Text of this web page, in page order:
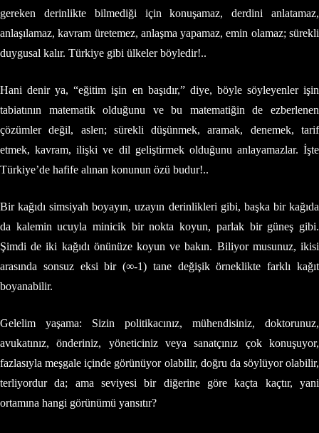
gereken derinlikte bilmediği için konuşamaz, derdini anlatamaz,
anlaşılamaz, kavram üretemez, anlaşma yapamaz, emin olamaz; sürekli
duygusal kalır. Türkiye gibi ülkeler böyledir!..
Hani denir ya, “eğitim işin en başıdır,” diye, böyle söyleyenler işin
tabiatının matematik olduğunu ve bu matematiğin de ezberlenen
çözümler değil, aslen; sürekli düşünmek, aramak, denemek, tarif
etmek, kavram, ilişki ve dil geliştirmek olduğunu anlayamazlar. İşte
Türkiye’de hafife alınan konunun özü budur!..
Bir kağıdı simsiyah boyayın, uzayın derinlikleri gibi, başka bir kağıda
da kalemin ucuyla minicik bir nokta koyun, parlak bir güneş gibi.
Şimdi de iki kağıdı önünüze koyun ve bakın. Biliyor musunuz, ikisi
arasında sonsuz eksi bir (∞-1) tane değişik örneklikte farklı kağıt
boyanabilir.
Gelelim yaşama: Sizin politikacınız, mühendisiniz, doktorunuz,
avukatınız, önderiniz, yöneticiniz veya sanatçınız çok konuşuyor,
fazlasıyla meşgale içinde görünüyor olabilir, doğru da söylüyor olabilir,
terliyordur da; ama seviyesi bir diğerine göre kaçta kaçtır, yani
ortamına hangi görünümü yansıtır?